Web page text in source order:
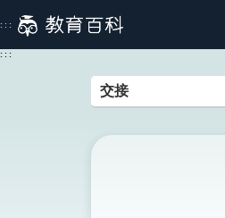
到
主
:::
:::